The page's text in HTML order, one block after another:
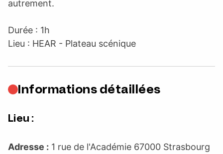
autrement.
Durée : 1h
Lieu : HEAR - Plateau scénique
Informations détaillées
Lieu :
Adresse : 1 rue de l'Académie 67000 Strasbourg